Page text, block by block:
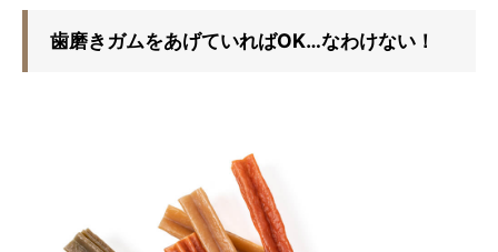
歯磨きガムをあげていればOK…なわけない！